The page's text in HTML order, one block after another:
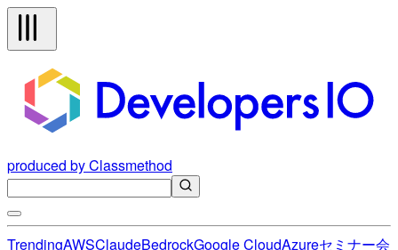
produced by Classmethod
TrendingAWSClaudeBedrockGoogle CloudAzureセミナー会